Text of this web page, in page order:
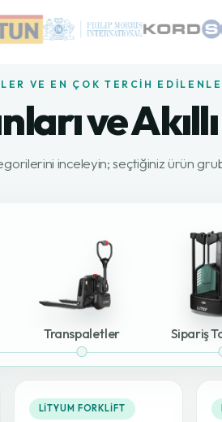
VE EN ÇOK TERCIH
ve
inceleyin; seçtiğiniz ürün
LITYUM FORKLIFT
Transpaletler Sipariş